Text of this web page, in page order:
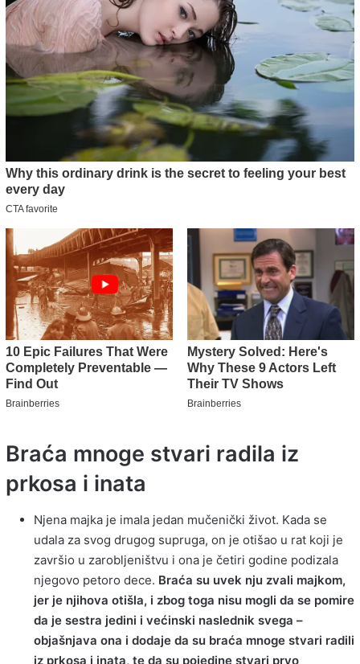
Braća mnoge stvari radila iz
prkosa i inata
Njena majka je imala jedan mučenički život. Kada se
udala za svog drugog supruga, on je otišao u rat koji je
završio u zarobljeništvu i ona je četiri godine podizala
njegovo petoro dece. Braća su uvek nju zvali majkom,
jer je njihova otišla, i zbog toga nisu mogli da se pomire
da je sestra jedini i većinski naslednik svega –
objašnjava ona i dodaje da su braća mnoge stvari radili
iz prkosa i inata, te da su pojedine stvari prvo